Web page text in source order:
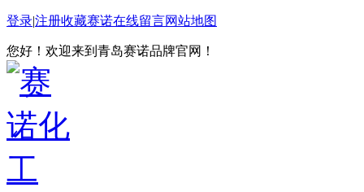
登录|注册收藏赛诺在线留言网站地图
您好！欢迎来到青岛赛诺品牌官网！